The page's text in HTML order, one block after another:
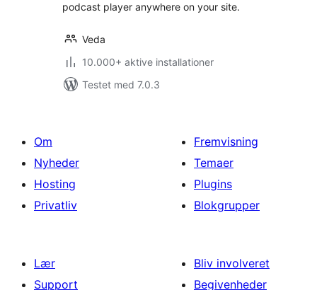
podcast player anywhere on your site.
Veda
10.000+ aktive installationer
Testet med 7.0.3
Om
Nyheder
Hosting
Privatliv
Fremvisning
Temaer
Plugins
Blokgrupper
Lær
Support
Bliv involveret
Begivenheder